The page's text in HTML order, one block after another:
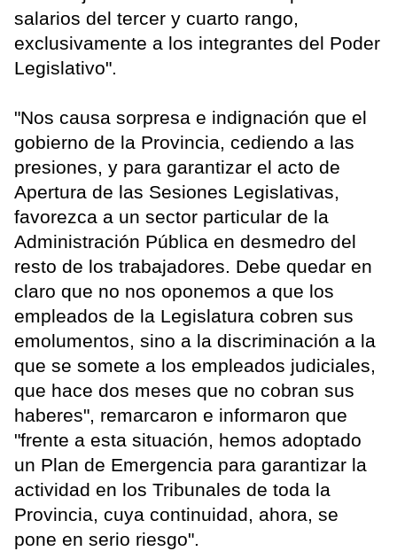
salarios del tercer y cuarto rango,
exclusivamente a los integrantes del Poder
Legislativo".
"Nos causa sorpresa e indignación que el
gobierno de la Provincia, cediendo a las
presiones, y para garantizar el acto de
Apertura de las Sesiones Legislativas,
favorezca a un sector particular de la
Administración Pública en desmedro del
resto de los trabajadores. Debe quedar en
claro que no nos oponemos a que los
empleados de la Legislatura cobren sus
emolumentos, sino a la discriminación a la
que se somete a los empleados judiciales,
que hace dos meses que no cobran sus
haberes", remarcaron e informaron que
"frente a esta situación, hemos adoptado
un Plan de Emergencia para garantizar la
actividad en los Tribunales de toda la
Provincia, cuya continuidad, ahora, se
pone en serio riesgo".